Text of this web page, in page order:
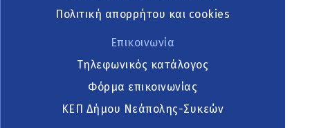
Πολιτική απορρήτου και cookies
Επικοινωνία
Τηλεφωνικός κατάλογος
Φόρμα επικοινωνίας
ΚΕΠ Δήμου Νεάπολης-Συκεών